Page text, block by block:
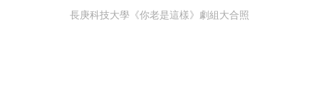
長庚科技大學《你老是這樣》劇組大合照